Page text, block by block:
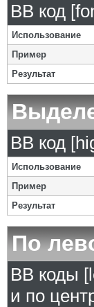
BB код
Использование
Пример
Результат
BB код
Использование
Пример
Результат
По
BB коды
и по